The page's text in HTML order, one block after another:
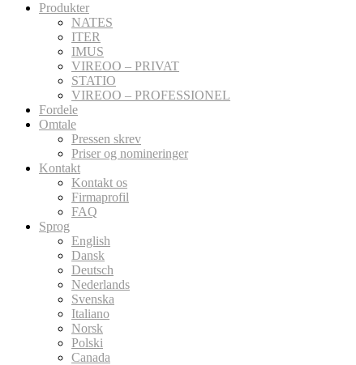
Produkter
NATES
ITER
IMUS
VIREOO – PRIVAT
STATIO
VIREOO – PROFESSIONEL
Fordele
Omtale
Pressen skrev
Priser og nomineringer
Kontakt
Kontakt os
Firmaprofil
FAQ
Sprog
English
Dansk
Deutsch
Nederlands
Svenska
Italiano
Norsk
Polski
Canada